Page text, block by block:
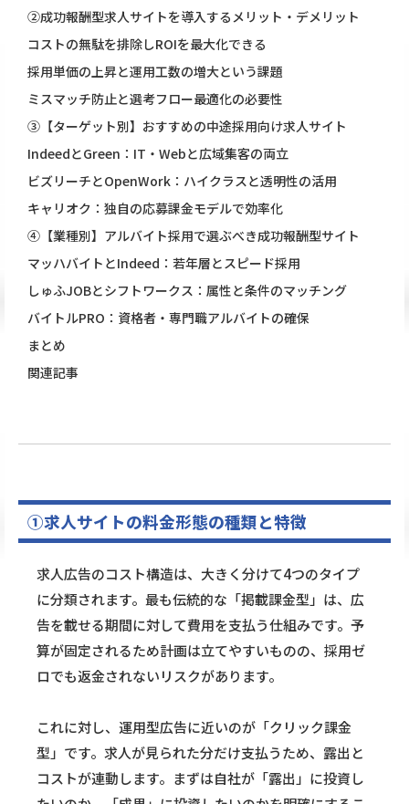
②成功報酬型求人サイトを導入するメリット・デメリット
コストの無駄を排除しROIを最大化できる
採用単価の上昇と運用工数の増大という課題
ミスマッチ防止と選考フロー最適化の必要性
③【ターゲット別】おすすめの中途採用向け求人サイト
IndeedとGreen：IT・Webと広域集客の両立
ビズリーチとOpenWork：ハイクラスと透明性の活用
キャリオク：独自の応募課金モデルで効率化
④【業種別】アルバイト採用で選ぶべき成功報酬型サイト
マッハバイトとIndeed：若年層とスピード採用
しゅふJOBとシフトワークス：属性と条件のマッチング
バイトルPRO：資格者・専門職アルバイトの確保
まとめ
関連記事
①求人サイトの料金形態の種類と特徴
求人広告のコスト構造は、大きく分けて4つのタイプ
に分類されます。最も伝統的な「掲載課金型」は、広
告を載せる期間に対して費用を支払う仕組みです。予
算が固定されるため計画は立てやすいものの、採用ゼ
ロでも返金されないリスクがあります。
これに対し、運用型広告に近いのが「クリック課金
型」です。求人が見られた分だけ支払うため、露出と
コストが連動します。まずは自社が「露出」に投資し